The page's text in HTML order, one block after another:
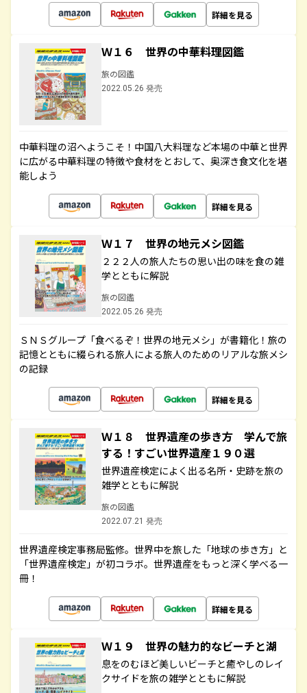
詳細を見る
Ｗ１６ 世界の中華料理図鑑
旅の図鑑
2022.05.26 発売
中華料理の沼へようこそ！中国八大料理など本場の中華と世界
に広がる中華料理の特徴や食材をとおして、奥深き食文化を堪
能しよう
詳細を見る
Ｗ１７ 世界の地元メシ図鑑
２２２人の旅人たちの思い出の味を食の雑
学とともに解説
旅の図鑑
2022.05.26 発売
ＳＮＳグループ「食べるぞ！世界の地元メシ」が書籍化！旅の
記憶とともに綴られる旅人による旅人のためのリアルな旅メシ
の記録
詳細を見る
Ｗ１８ 世界遺産の歩き方 学んで旅
する！すごい世界遺産１９０選
世界遺産検定によく出る名所・史跡を旅の
雑学とともに解説
旅の図鑑
2022.07.21 発売
世界遺産検定事務局監修。世界中を旅した「地球の歩き方」と
「世界遺産検定」が初コラボ。世界遺産をもっと深く学べる一
冊！
詳細を見る
Ｗ１９ 世界の魅力的なビーチと湖
息をのむほど美しいビーチと癒やしのレイ
クサイドを旅の雑学とともに解説